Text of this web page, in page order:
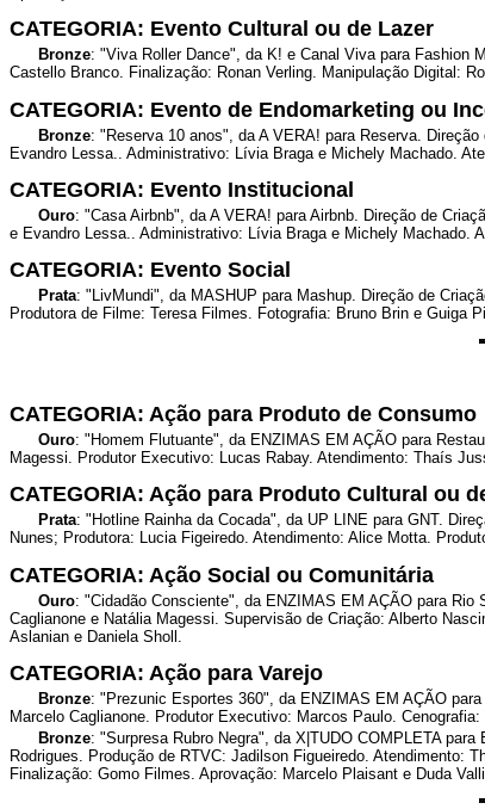
CATEGORIA: Evento Cultural ou de Lazer
Bronze: "Viva Roller Dance", da K! e Canal Viva para Fashion
Castello Branco. Finalização: Ronan Verling. Manipulação Digital:
CATEGORIA: Evento de Endomarketing ou
Bronze: "Reserva 10 anos", da A VERA! para Reserva.
Evandro Lessa.. Administrativo: Lívia Braga e Michely Machado.
CATEGORIA: Evento Institucional
Ouro: "Casa Airbnb", da A VERA! para Airbnb. Direção de
e Evandro Lessa.. Administrativo: Lívia Braga e Michely Machado.
CATEGORIA: Evento Social
Prata: "LivMundi", da MASHUP para Mashup. Direção de
Produtora de Filme: Teresa Filmes. Fotografia: Bruno Brin e Guiga
CATEGORIA: Ação para Produto de Consumo
Ouro: "Homem Flutuante", da ENZIMAS EM AÇÃO para
Magessi. Produtor Executivo: Lucas Rabay. Atendimento: Thaís
CATEGORIA: Ação para Produto Cultural ou
Prata: "Hotline Rainha da Cocada", da UP LINE para GNT.
Nunes; Produtora: Lucia Figeiredo. Atendimento: Alice Motta.
CATEGORIA: Ação Social ou Comunitária
Ouro: "Cidadão Consciente", da ENZIMAS EM AÇÃO para
Caglianone e Natália Magessi. Supervisão de Criação: Alberto
Aslanian e Daniela Sholl.
CATEGORIA: Ação para Varejo
Bronze: "Prezunic Esportes 360", da ENZIMAS EM AÇÃO
Marcelo Caglianone. Produtor Executivo: Marcos Paulo.
Bronze: "Surpresa Rubro Negra", da X|TUDO COMPLETA
Rodrigues. Produção de RTVC: Jadilson Figueiredo. Atendimento:
Finalização: Gomo Filmes. Aprovação: Marcelo Plaisant e Duda